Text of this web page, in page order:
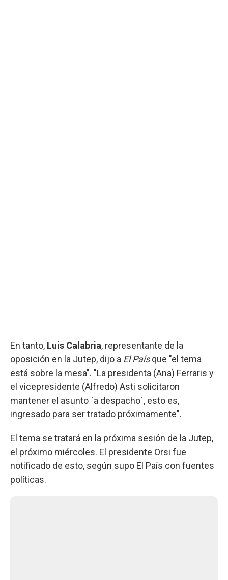
En tanto, Luis Calabria, representante de la
oposición en la Jutep, dijo a El Paísque "el tema
está sobre la mesa". "La presidenta (Ana) Ferraris y
el vicepresidente (Alfredo) Asti solicitaron
mantener el asunto ´a despacho´, esto es,
ingresado para ser tratado próximamente".
El tema se tratará en la próxima sesión de la Jutep,
el próximo miércoles. El presidente Orsi fue
notificado de esto, según supo El País con fuentes
políticas.